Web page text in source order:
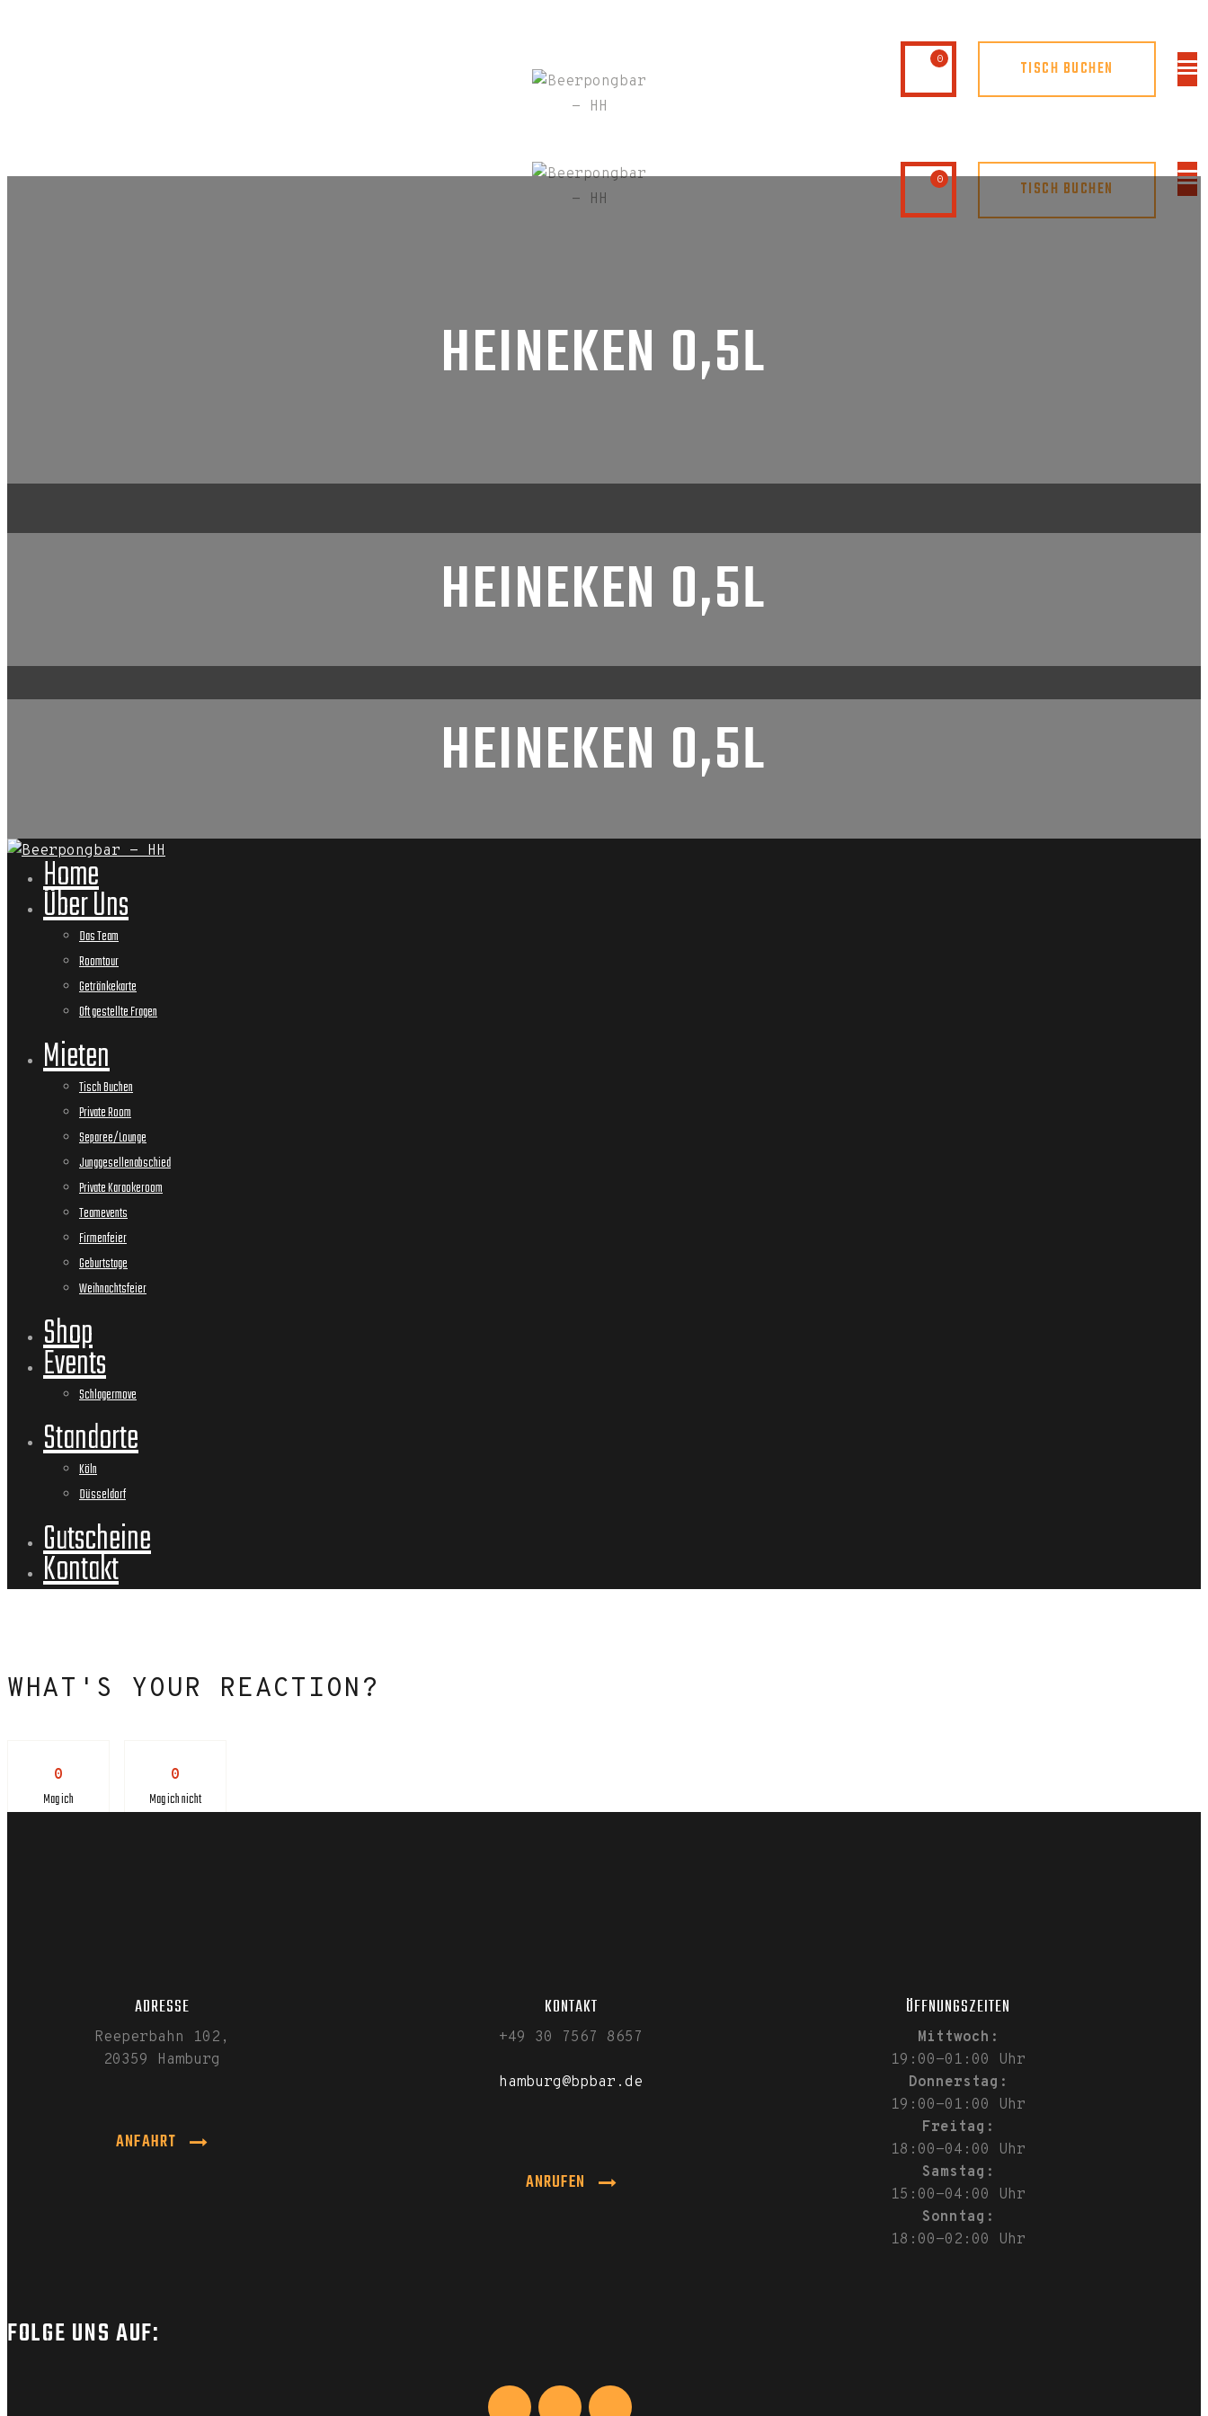
0 TISCH BUCHEN
0 TISCH BUCHEN
HEINEKEN 0,5L
HEINEKEN 0,5L
HEINEKEN 0,5L
Home
Über Uns
Das Team
Roomtour
Getränkekarte
Oft gestellte Fragen
Mieten
Tisch Buchen
Private Room
Separee/Lounge
Junggesellenabschied
Private Karaokeroom
Teamevents
Firmenfeier
Geburtstage
Weihnachtsfeier
Shop
Events
Schlagermove
Standorte
Köln
Düsseldorf
Gutscheine
Kontakt
WHAT'S YOUR REACTION?
0
Mag ich
0
Mag ich nicht
ADRESSE
Reeperbahn 102,
20359 Hamburg
ANFAHRT
KONTAKT
+49 30 7567 8657
hamburg@bpbar.de
ANRUFEN
ÖFFNUNGSZEITEN
Mittwoch:
19:00-01:00 Uhr
Donnerstag:
19:00-01:00 Uhr
Freitag:
18:00-04:00 Uhr
Samstag:
15:00-04:00 Uhr
Sonntag:
18:00-02:00 Uhr
FOLGE UNS AUF: